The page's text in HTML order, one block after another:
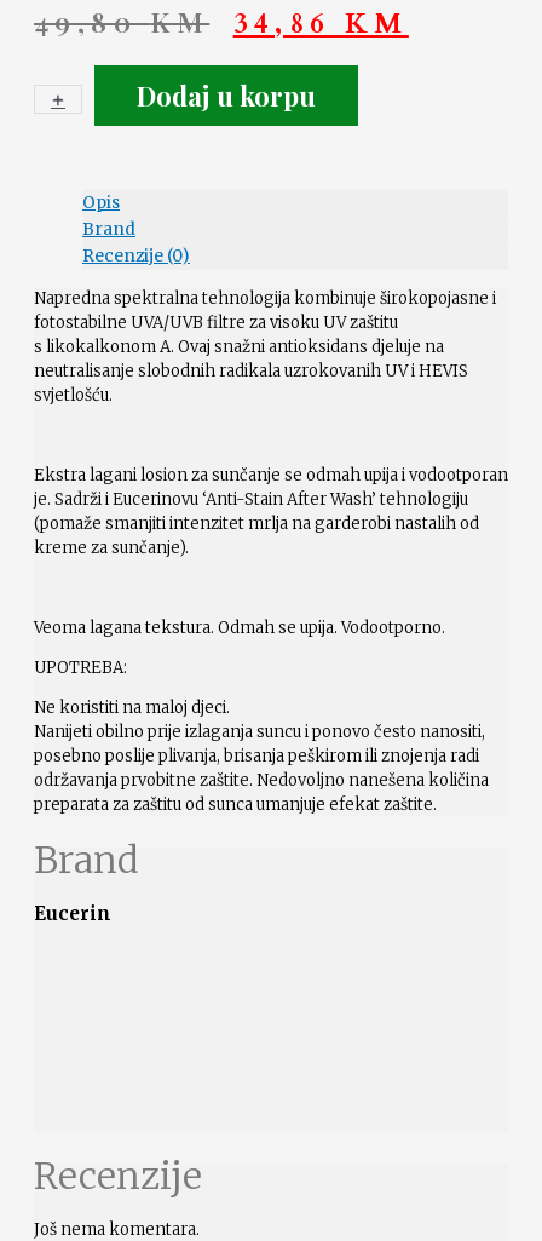
49,80KM 34,86KM
-
+ Dodaj u korpu
Opis
Brand
Recenzije (0)
Napredna spektralna tehnologija kombinuje širokopojasne i
fotostabilne UVA/UVB filtre za visoku UV zaštitu
s likokalkonom A. Ovaj snažni antioksidans djeluje na
neutralisanje slobodnih radikala uzrokovanih UV i HEVIS
svjetlošću.
Ekstra lagani losion za sunčanje se odmah upija i vodootporan
je. Sadrži i Eucerinovu ‘Anti-Stain After Wash’ tehnologiju
(pomaže smanjiti intenzitet mrlja na garderobi nastalih od
kreme za sunčanje).
Veoma lagana tekstura. Odmah se upija. Vodootporno.
UPOTREBA:
Ne koristiti na maloj djeci.
Nanijeti obilno prije izlaganja suncu i ponovo često nanositi,
posebno poslije plivanja, brisanja peškirom ili znojenja radi
održavanja prvobitne zaštite. Nedovoljno nanešena količina
preparata za zaštitu od sunca umanjuje efekat zaštite.
Brand
Eucerin
Recenzije
Još nema komentara.